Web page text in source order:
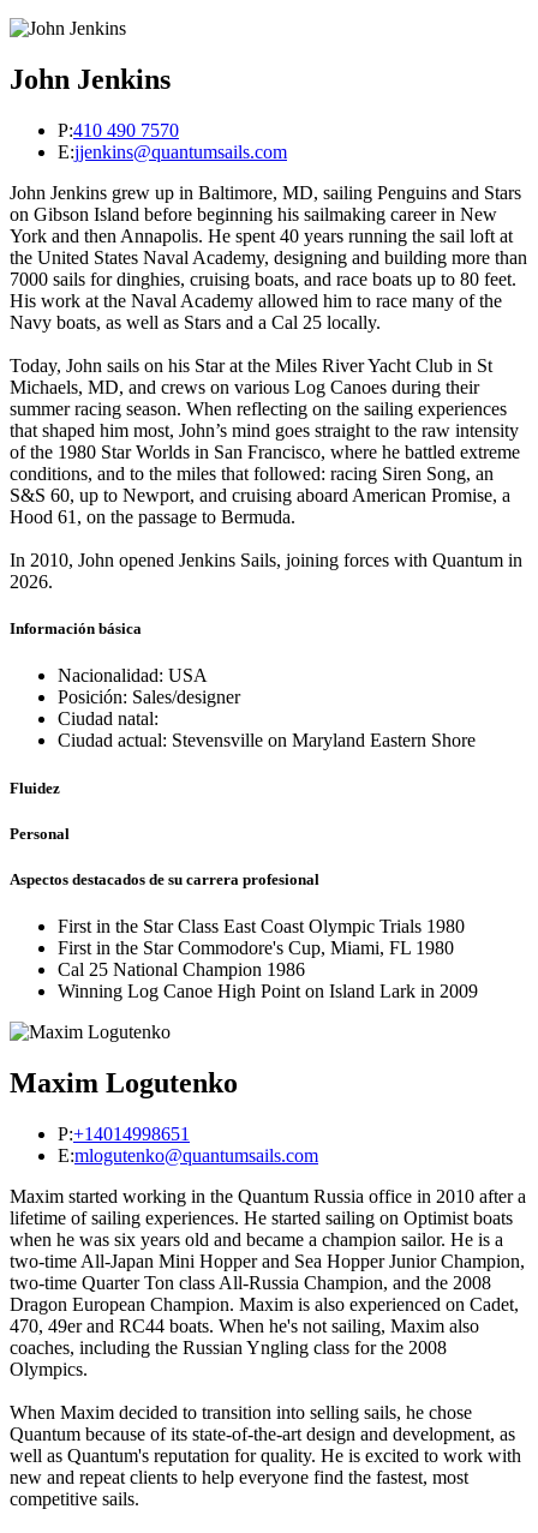
John Jenkins
P:410 490 7570
E:jjenkins@quantumsails.com
John Jenkins grew up in Baltimore, MD, sailing Penguins and Stars
on Gibson Island before beginning his sailmaking career in New
York and then Annapolis. He spent 40 years running the sail loft at
the United States Naval Academy, designing and building more than
7000 sails for dinghies, cruising boats, and race boats up to 80 feet.
His work at the Naval Academy allowed him to race many of the
Navy boats, as well as Stars and a Cal 25 locally.
Today, John sails on his Star at the Miles River Yacht Club in St
Michaels, MD, and crews on various Log Canoes during their
summer racing season. When reflecting on the sailing experiences
that shaped him most, John’s mind goes straight to the raw intensity
of the 1980 Star Worlds in San Francisco, where he battled extreme
conditions, and to the miles that followed: racing Siren Song, an
S&S 60, up to Newport, and cruising aboard American Promise, a
Hood 61, on the passage to Bermuda.
In 2010, John opened Jenkins Sails, joining forces with Quantum in
2026.
Información básica
Nacionalidad: USA
Posición: Sales/designer
Ciudad natal:
Ciudad actual: Stevensville on Maryland Eastern Shore
Fluidez
Personal
Aspectos destacados de su carrera profesional
First in the Star Class East Coast Olympic Trials 1980
First in the Star Commodore's Cup, Miami, FL 1980
Cal 25 National Champion 1986
Winning Log Canoe High Point on Island Lark in 2009
Maxim Logutenko
P:+14014998651
E:mlogutenko@quantumsails.com
Maxim started working in the Quantum Russia office in 2010 after a
lifetime of sailing experiences. He started sailing on Optimist boats
when he was six years old and became a champion sailor. He is a
two-time All-Japan Mini Hopper and Sea Hopper Junior Champion,
two-time Quarter Ton class All-Russia Champion, and the 2008
Dragon European Champion. Maxim is also experienced on Cadet,
470, 49er and RC44 boats. When he's not sailing, Maxim also
coaches, including the Russian Yngling class for the 2008
Olympics.
When Maxim decided to transition into selling sails, he chose
Quantum because of its state-of-the-art design and development, as
well as Quantum's reputation for quality. He is excited to work with
new and repeat clients to help everyone find the fastest, most
competitive sails.